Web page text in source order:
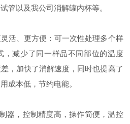
管以及我公司消解罐内杯等。
、更方便：可一次性处理多个样
，减少了同一样品不同部位的温度
，加快了消解速度，同时也提高了
成本低，节约电能。
，控制精度高，操作简便，温控